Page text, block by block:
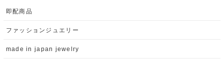
即配商品
ファッションジュエリー
made in japan jewelry